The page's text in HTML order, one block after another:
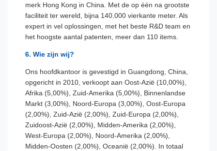
merk Hong Kong in China. Met de op één na grootste
faciliteit ter wereld, bijna 140.000 vierkante meter. Als
expert in vel oplossingen, met het beste R&D team en
het hoogste aantal patenten, meer dan 110 items.
6. Wie zijn wij?
Ons hoofdkantoor is gevestigd in Guangdong, China,
opgericht in 2010, verkoopt aan Oost-Azië (10,00%),
Afrika (5,00%), Zuid-Amerika (5,00%), Binnenlandse
Markt (3,00%), Noord-Europa (3,00%), Oost-Europa
(2,00%), Zuid-Azië (2,00%), Zuid-Europa (2,00%),
Zuidoost-Azië (2,00%), Midden-Amerika (2,00%),
West-Europa (2,00%), Noord-Amerika (2,00%),
Midden-Oosten (2,00%), Oceanië (2,00%). In totaal